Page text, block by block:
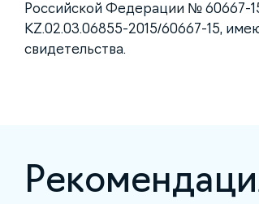
Российской Федерации № 60667-
KZ.02.03.06855-2015/60667-15,
свидетельства.